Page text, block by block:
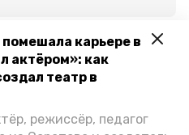
карьере в
актёром»: как
театр в
режиссёр, педагог
8 марта
ессентуки